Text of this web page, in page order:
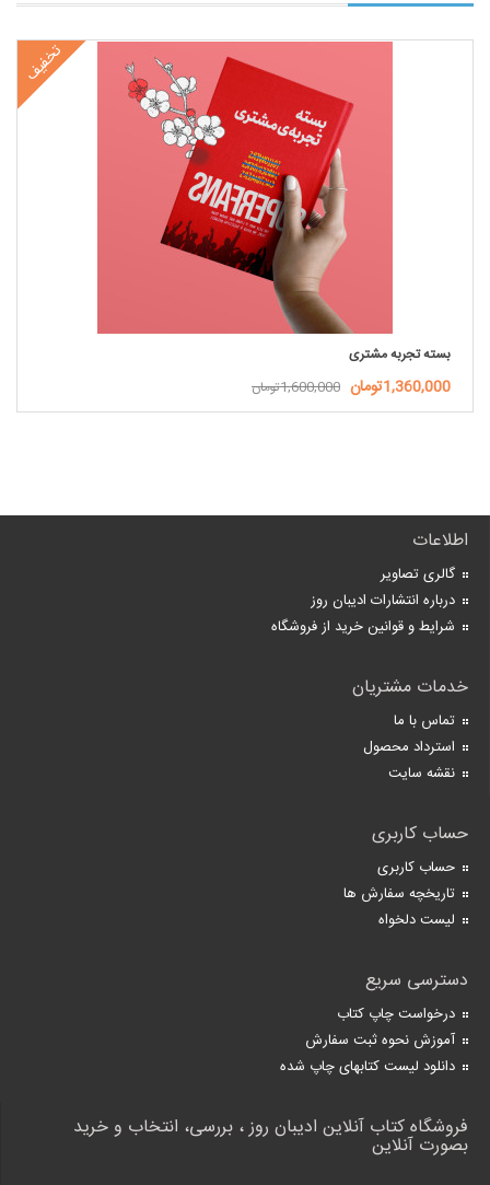
تخفیف
بسته تجربه‌ مشتری
1,360,000تومان 1,600,000تومان
اطلاعات
گالری تصاویر
درباره انتشارات ادیبان روز
شرایط و قوانین خرید از فروشگاه
خدمات مشتریان
تماس با ما
استرداد محصول
نقشه سایت
حساب کاربری
حساب کاربری
تاریخچه سفارش ها
لیست دلخواه
دسترسی سریع
درخواست چاپ کتاب
آموزش نحوه ثبت سفارش
دانلود لیست کتابهای چاپ شده
فروشگاه کتاب آنلاین ادیبان روز ، بررسی، انتخاب و خرید
بصورت آنلاین